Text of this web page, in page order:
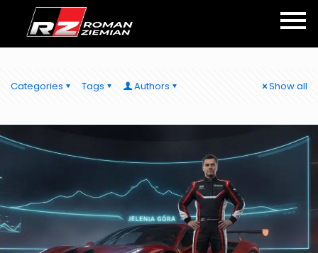
Categories Tags Authors Show all